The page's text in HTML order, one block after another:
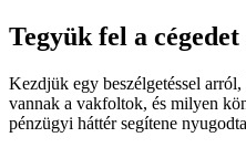
Tegyük fel a
Kezdjük egy beszélgetéssel
vannak a vakfoltok, és milyen
pénzügyi háttér segítene